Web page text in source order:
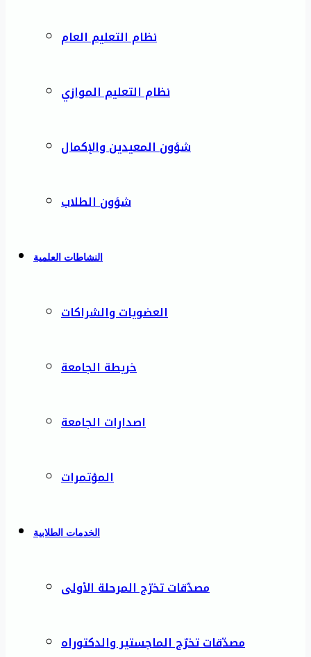
نظام التعليم العام
نظام التعليم الموازي
شؤون المعيدين والإكمال
شؤون الطلاب
النشاطات العلمية
العضويات والشراكات
خريطة الجامعة
اصدارات الجامعة
المؤتمرات
الخدمات الطلابية
مصدّقات تخرّج المرحلة الأولى
مصدّقات تخرّج الماجستير والدكتوراه